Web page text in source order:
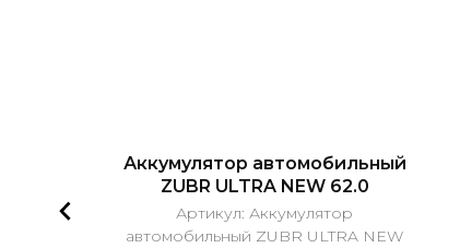
Аккумулятор автомобильный
ZUBR ULTRA NEW 62.0
Артикул: Аккумулятор
автомобильный ZUBR ULTRA NEW